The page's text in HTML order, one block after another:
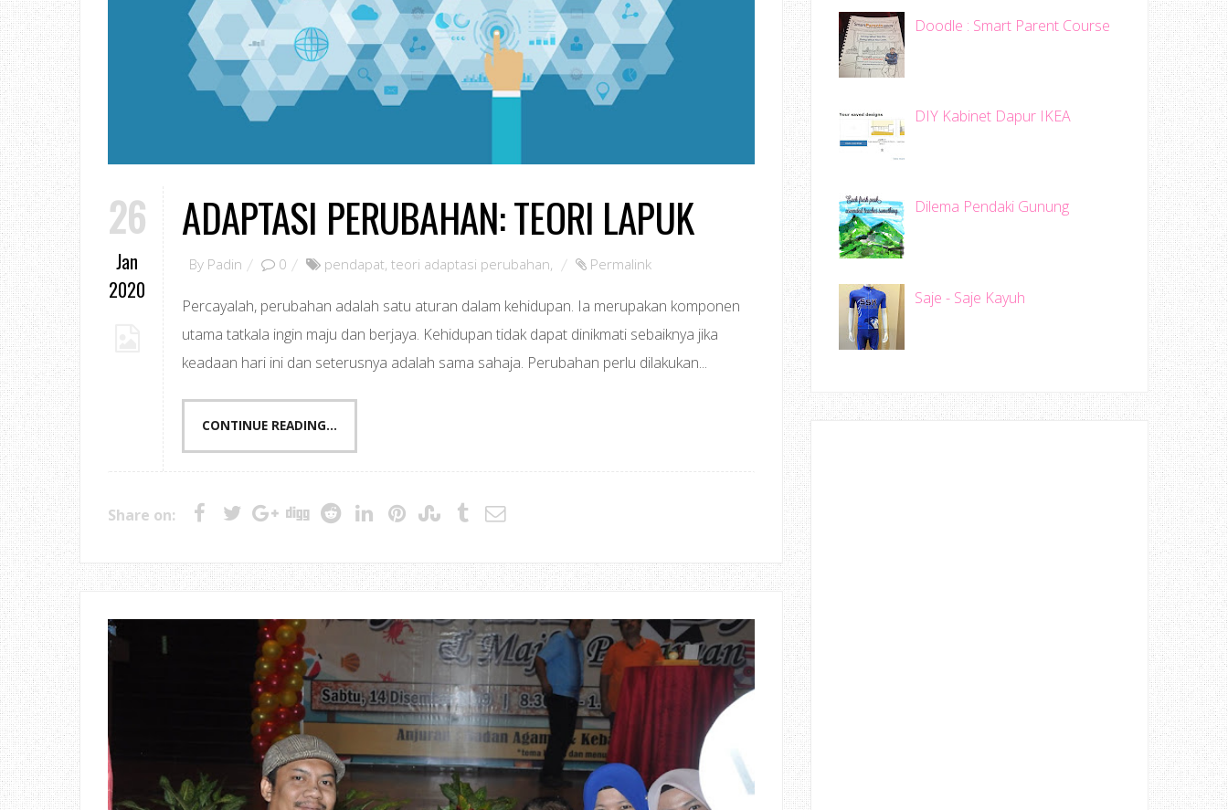
26
Jan
2020
ADAPTASI PERUBAHAN: TEORI LAPUK
By Padin 0 pendapat,teori adaptasi perubahan, Permalink
Percayalah, perubahan adalah satu aturan dalam kehidupan. Ia merupakan komponen
utama tatkala ingin maju dan berjaya. Kehidupan tidak dapat dinikmati sebaiknya jika
keadaan hari ini dan seterusnya adalah sama sahaja. Perubahan perlu dilakukan...
CONTINUE READING...
Share on:
Doodle : Smart Parent Course
DIY Kabinet Dapur IKEA
Dilema Pendaki Gunung
Saje - Saje Kayuh